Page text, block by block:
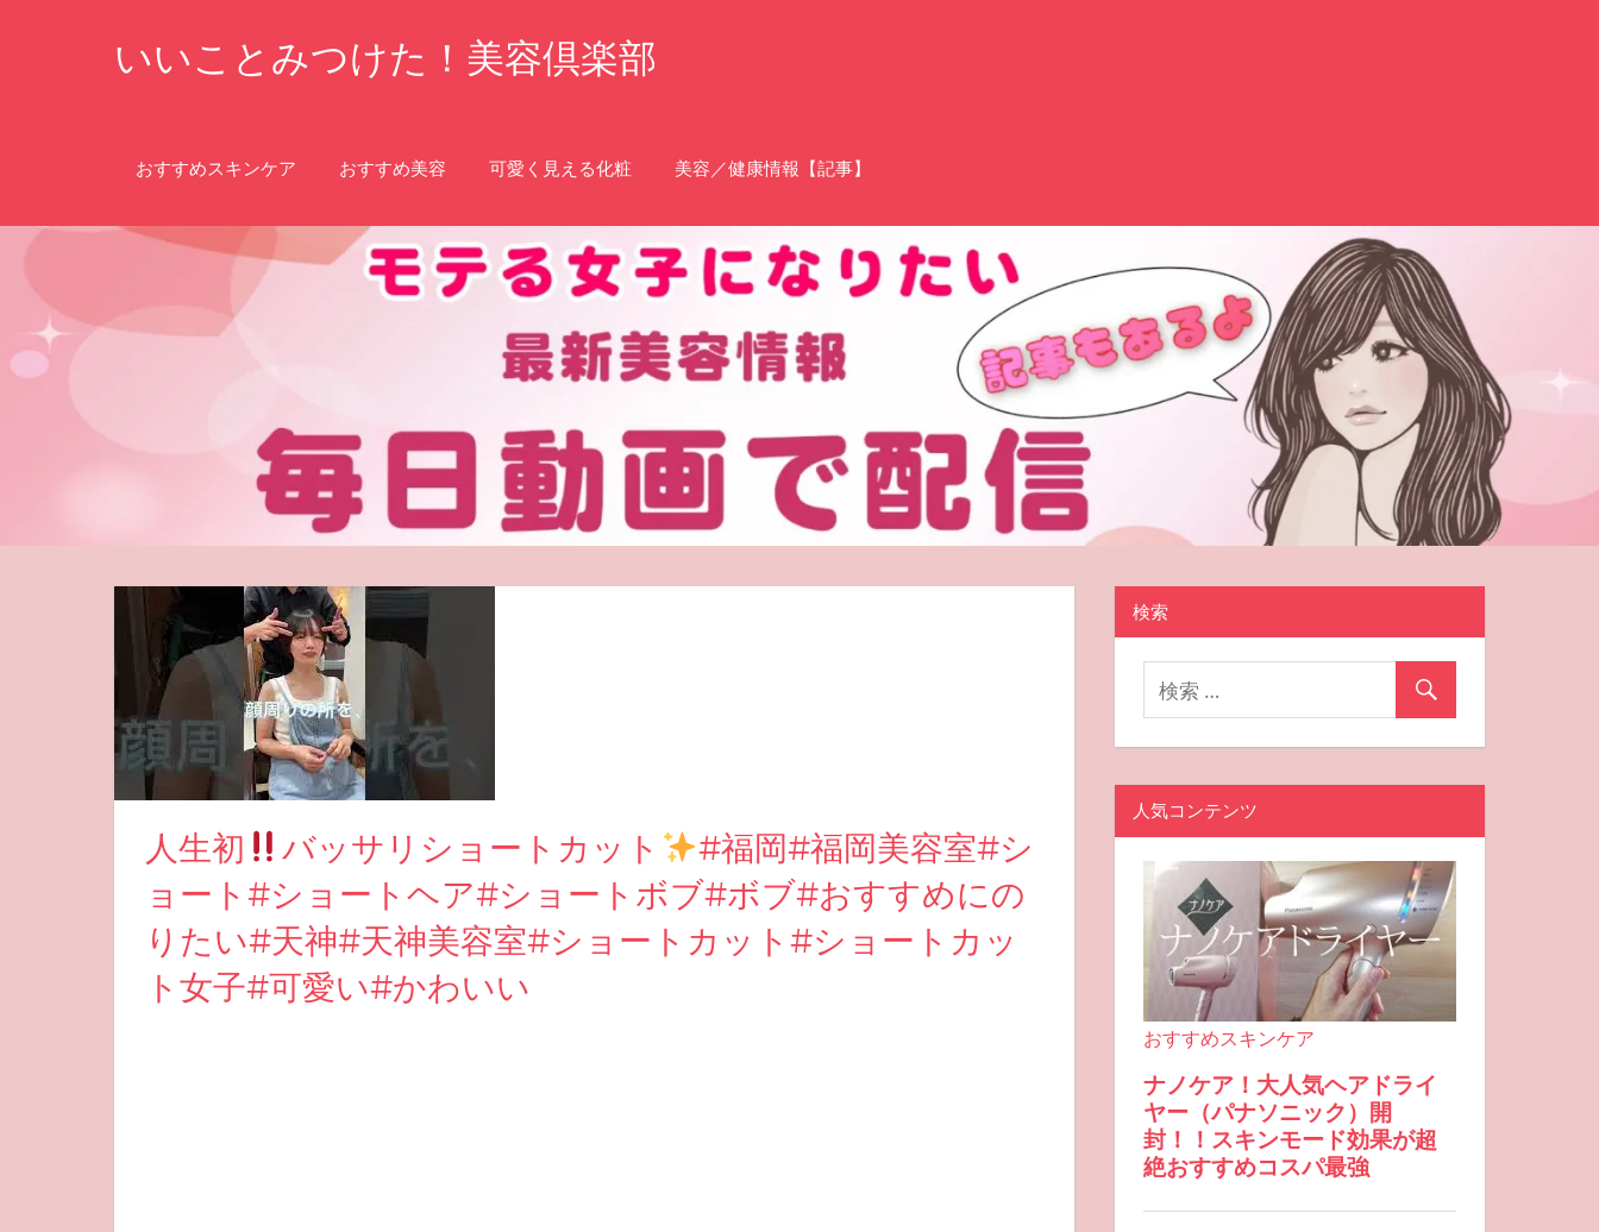
ス
いいことみつけた！美容倶楽部
おすすめスキンケア おすすめ美容 可愛く見える化粧 美容／健康情報【記事】
人生初 バッサリショートカット
#福岡#福岡美容室#シ
ョート#ショートヘア#ショートボブ#ボブ#おすすめにの
りたい#天神#天神美容室#ショートカット#ショートカッ
ト女子#可愛い#かわいい
検索
人気コンテンツ